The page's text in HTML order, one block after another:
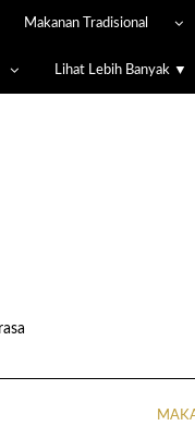
Makanan Tradisional
Lihat Lebih Banyak ▼